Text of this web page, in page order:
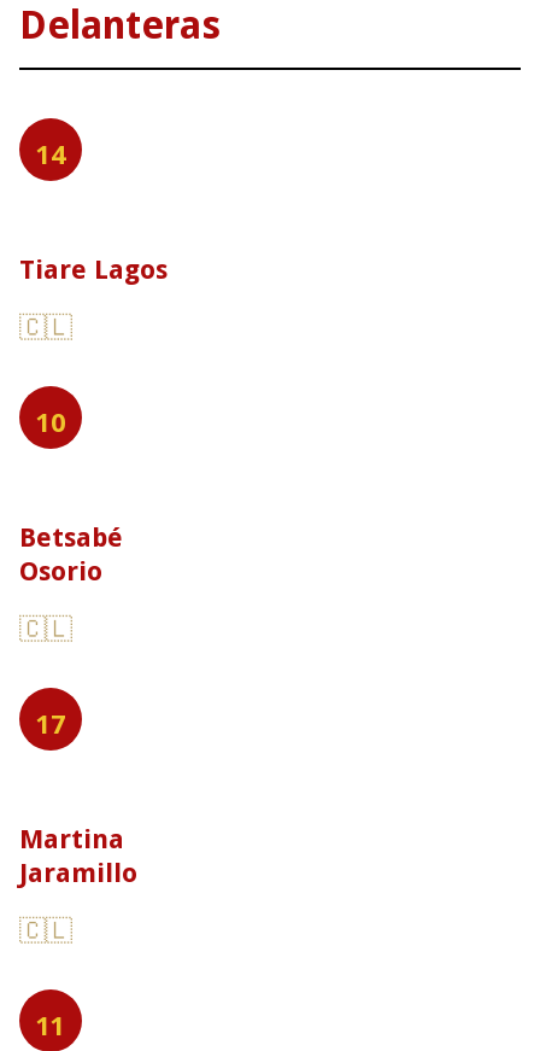
Delanteras
14
Tiare Lagos
🇨🇱
10
Betsabé
Osorio
🇨🇱
17
Martina
Jaramillo
🇨🇱
11